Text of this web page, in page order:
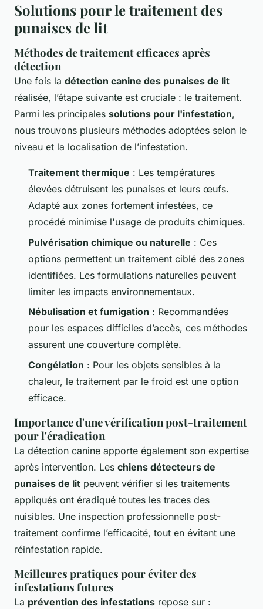
Solutions pour le traitement des
punaises de lit
Méthodes de traitement efficaces après
détection
Une fois la détection canine des punaises de lit
réalisée, l’étape suivante est cruciale : le traitement.
Parmi les principales solutions pour l'infestation,
nous trouvons plusieurs méthodes adoptées selon le
niveau et la localisation de l’infestation.
Traitement thermique : Les températures
élevées détruisent les punaises et leurs œufs.
Adapté aux zones fortement infestées, ce
procédé minimise l'usage de produits chimiques.
Pulvérisation chimique ou naturelle : Ces
options permettent un traitement ciblé des zones
identifiées. Les formulations naturelles peuvent
limiter les impacts environnementaux.
Nébulisation et fumigation : Recommandées
pour les espaces difficiles d’accès, ces méthodes
assurent une couverture complète.
Congélation : Pour les objets sensibles à la
chaleur, le traitement par le froid est une option
efficace.
Importance d'une vérification post-traitement
pour l'éradication
La détection canine apporte également son expertise
après intervention. Les chiens détecteurs de
punaises de lit peuvent vérifier si les traitements
appliqués ont éradiqué toutes les traces des
nuisibles. Une inspection professionnelle post-
traitement confirme l’efficacité, tout en évitant une
réinfestation rapide.
Meilleures pratiques pour éviter des
infestations futures
La prévention des infestations repose sur :